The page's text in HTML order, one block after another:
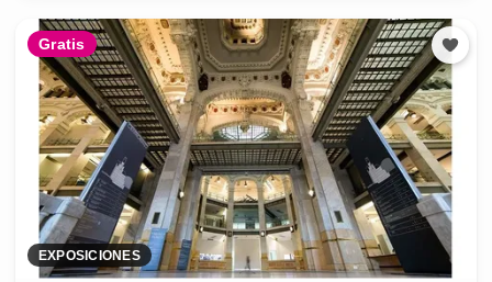
Gratis
EXPOSICIONES